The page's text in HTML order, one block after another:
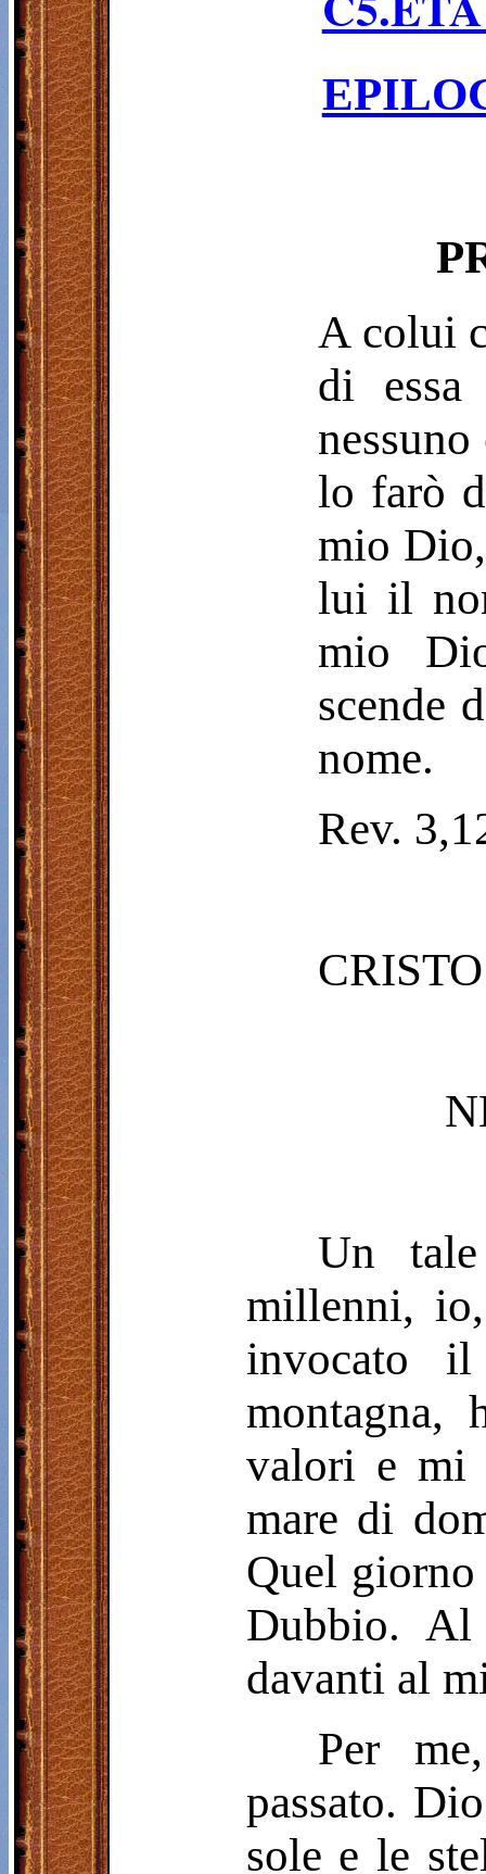
A colui
di
lo farò
mio
lui il
mio
scende
nome.
Rev.
Un
millenni,
invocato
valori e mi
mare di
Quel
Dubbio.
davanti al
Per
passato.
sole e le